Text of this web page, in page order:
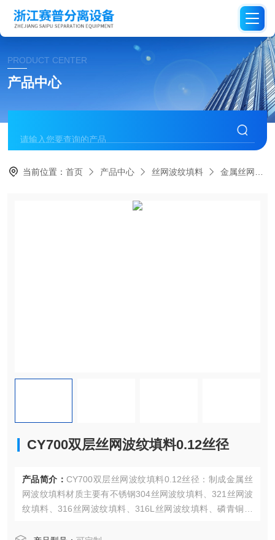
PRODUCT CENTER
产品中心
当前位置：首页 产品中心 丝网波纹填料 金属丝网波纹填料
CY700双层丝网波纹填料0.12丝径
产品简介： CY700双层丝网波纹填料0.12丝径：制成金属丝
网波纹填料材质主要有不锈钢304丝网波纹填料、321丝网波
纹填料、316丝网波纹填料、316L丝网波纹填料、磷青铜丝